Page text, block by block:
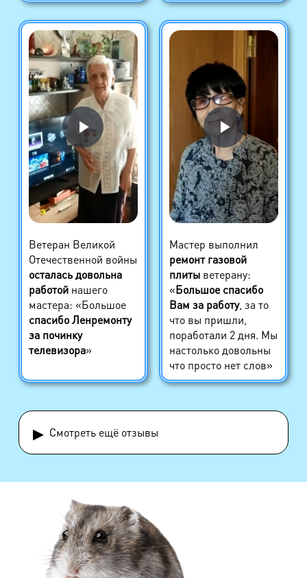
Ветеран Великой
Отечественной войны
осталась довольна
работойнашего
мастера: «Большое
спасибо Ленремонту
за починку
телевизора»
Мастер выполнил
ремонт газовой
плитыветерану:
«Большое спасибо
Вам за работу, за то
что вы пришли,
поработали 2 дня. Мы
настолько довольны
что просто нет слов»
▸ Смотреть ещё отзывы